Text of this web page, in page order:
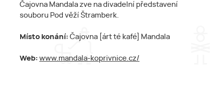
Čajovna Mandala zve na divadelní představení
souboru Pod věží Štramberk.
Místo konání: Čajovna [árt té kafé] Mandala
Web: www.mandala-koprivnice.cz/